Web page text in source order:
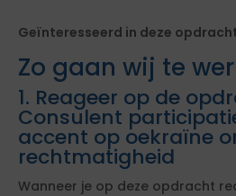
Geïnteresseerd in deze
Zo gaan wij te
1. Reageer op de
Consulent
accent op oekraïne
rechtmatigheid
Wanneer je op deze opdracht